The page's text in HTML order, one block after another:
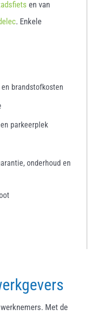
en van
. Enkele
brandstofkosten
parkeerplek
onderhoud en
Met de